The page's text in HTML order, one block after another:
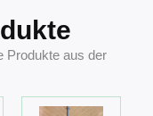
Produkte aus der